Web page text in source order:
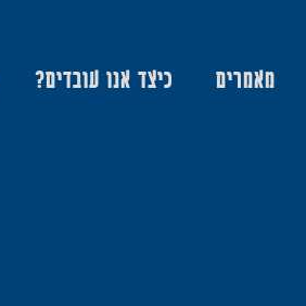
מאמרים כיצד אנו עובדים?